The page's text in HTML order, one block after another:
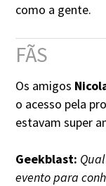
como a gente.
FÃS
Os amigos
o acesso pela
estavam super
Geekblast:
evento para